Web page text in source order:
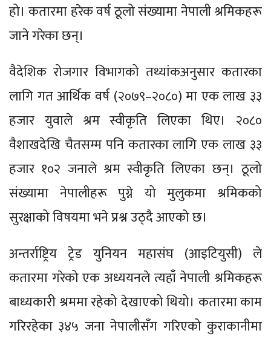
हो। कतारमा हरेक वर्ष ठूलो संख्यामा नेपाली श्रमिकहरू
जाने गरेका छन्।
वैदेशिक रोजगार विभागको तथ्यांकअनुसार कतारका
लागि गत आर्थिक वर्ष (२०७९–२०८०) मा एक लाख ३३
हजार युवाले श्रम स्वीकृति लिएका थिए। २०८०
वैशाखदेखि चैतसम्म पनि कतारका लागि एक लाख ३३
हजार १०२ जनाले श्रम स्वीकृति लिएका छन्। ठूलो
संख्यामा नेपालीहरू पुग्ने यो मुलुकमा श्रमिकको
सुरक्षाको विषयमा भने प्रश्न उठ्दै आएको छ।
अन्तर्राष्ट्रिय ट्रेड युनियन महासंघ (आइटियुसी) ले
कतारमा गरेको एक अध्ययनले त्यहाँ नेपाली श्रमिकहरू
बाध्यकारी श्रममा रहेको देखाएको थियो। कतारमा काम
गरिरहेका ३४५ जना नेपालीसँग गरिएको कुराकानीमा